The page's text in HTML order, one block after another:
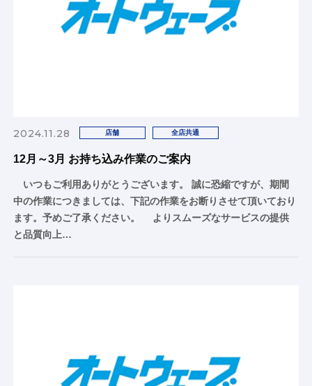
2024.11.28 店舗 全店共通
12月～3月 お持ち込み作業のご案内
いつもご利用ありがとうございます。 誠に恐縮ですが、期間
中の作業につきましては、下記の作業をお断りさせて頂いており
ます。予めご了承ください。 よりスムーズなサービスの提供
と品質向上…